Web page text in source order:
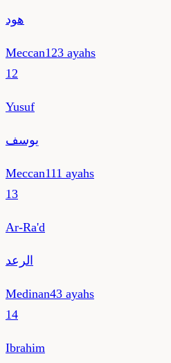
هود
Meccan123 ayahs
12
Yusuf
يوسف
Meccan111 ayahs
13
Ar-Ra'd
الرعد
Medinan43 ayahs
14
Ibrahim